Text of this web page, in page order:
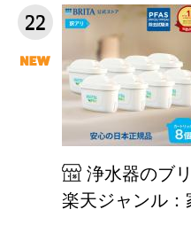
22
浄水器のブ
楽天ジャンル：